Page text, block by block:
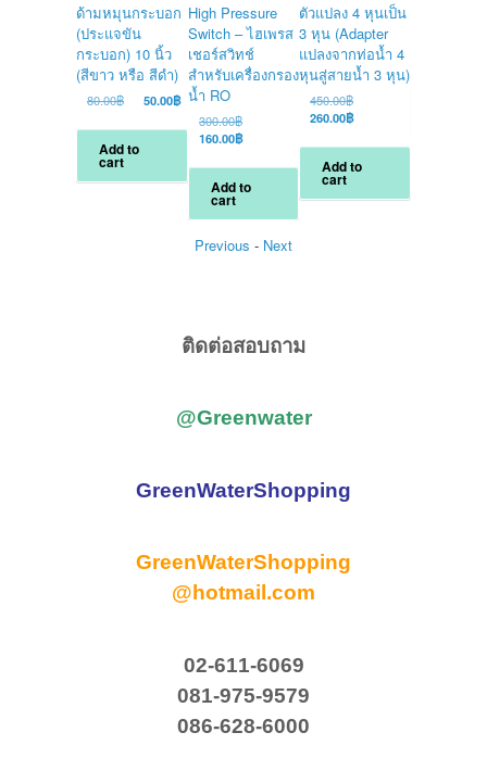
ด้ามหมุนกระบอก
(ประแจขัน
กระบอก) 10 นิ้ว
(สีขาว หรือ สีดำ)
80.00฿
Original
was:
80.00฿.
50.00฿ Current
price
is:
Add to
cart
High Pressure
Switch – ไฮเพรส
เชอร์สวิทช์
สำหรับเครื่องกรอง
น้ำ RO
300.00฿
300.00฿.
160.00฿
is:
160.00฿.
Add to
cart
ตัวแปลง 4 หุนเป็น
3 หุน (Adapter
แปลงจากท่อน้ำ 4
หุนสู่สายน้ำ 3 หุน)
450.00฿
450.00฿.
260.00฿
is:
260.00฿.
Add to
cart
Previous - Next
ติดต่อสอบถาม
@Greenwater
GreenWaterShopping
GreenWaterShopping
@hotmail.com
02-611-6069
081-975-9579
086-628-6000